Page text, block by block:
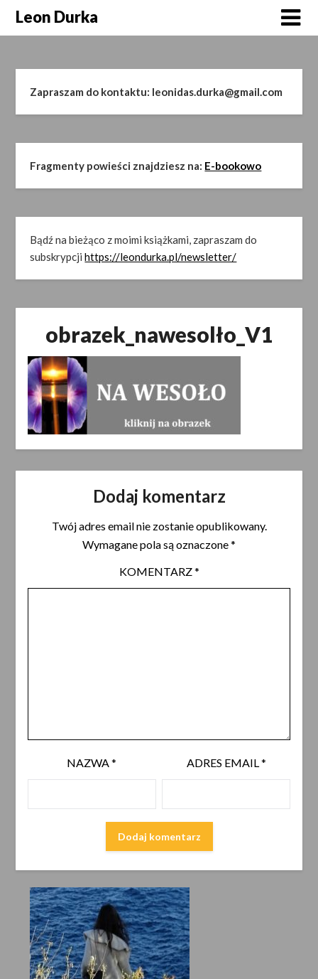
SkipLeon Durka
Zapraszam do kontaktu: leonidas.durka@gmail.com
Fragmenty powieści znajdziesz na: E-bookowo
Bądź na bieżąco z moimi książkami, zapraszam do
subskrypcjihttps://leondurka.pl/newsletter/
obrazek_nawesolło_V1
Dodaj komentarz
Twój adres email nie zostanie opublikowany.
Wymagane pola są oznaczone*
KOMENTARZ*
NAZWA* ADRES EMAIL*